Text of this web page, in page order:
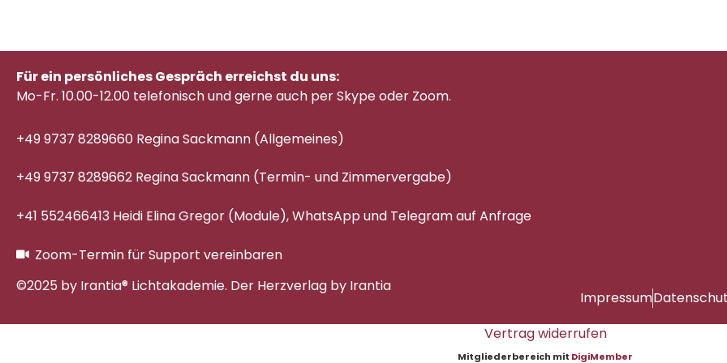
Für ein persönliches Gespräch erreichst du uns:
Mo-Fr. 10.00-12.00 telefonischund gerne auch per Skype oder Zoom.
+49 9737 8289660 Regina Sackmann (Allgemeines)
+49 9737 8289662 Regina Sackmann (Termin- und Zimmervergabe)
+41 552466413 Heidi Elina Gregor (Module), WhatsApp und Telegram auf Anfrage
Zoom-Termin für Support vereinbaren
©2025 by Irantia® Lichtakademie. Der Herzverlag by Irantia
Impressum
Vertrag widerrufen
Mitgliederbereich mit DigiMember